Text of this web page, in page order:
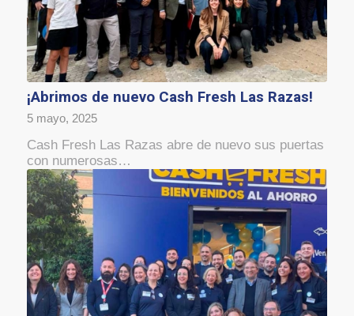
¡Abrimos de nuevo Cash Fresh Las Razas!
5 mayo, 2025
Cash Fresh Las Razas abre de nuevo sus puertas
con numerosas…